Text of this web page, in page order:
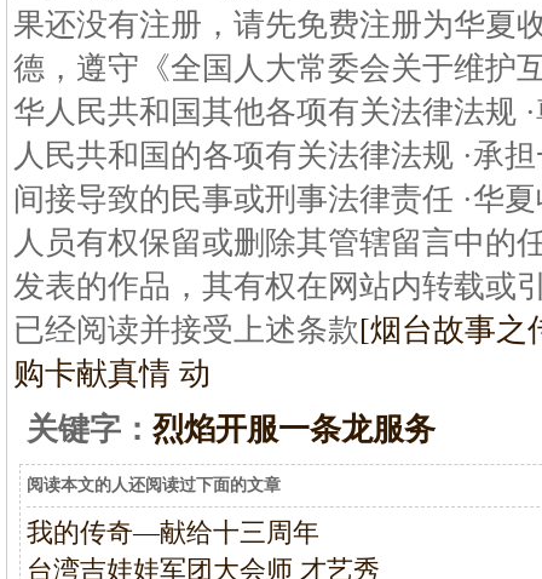
果还没有注册，请先免费注册为华夏
德，遵守《全国人大常委会关于维护
华人民共和国其他各项有关法律法规
人民共和国的各项有关法律法规 ·承
间接导致的民事或刑事法律责任 ·华
人员有权保留或删除其管辖留言中的
发表的作品，其有权在网站内转载或
已经阅读并接受上述条款[烟台故事之
购卡献真情 动
关键字： 烈焰开服一条龙服务
阅读本文的人还阅读过下面的文章
我的传奇—献给十三周年
台湾吉娃娃军团大会师 才艺秀